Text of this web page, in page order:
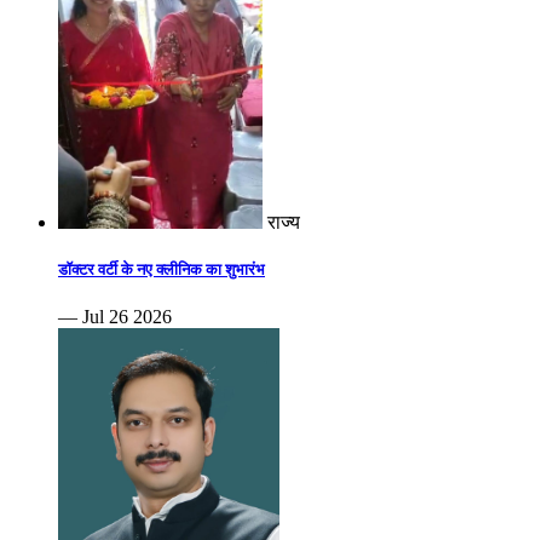
राज्य
डॉक्टर वर्टी के नए क्लीनिक का शुभारंभ
— Jul 26 2026